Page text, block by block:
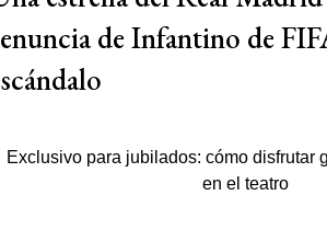
de Infantino de